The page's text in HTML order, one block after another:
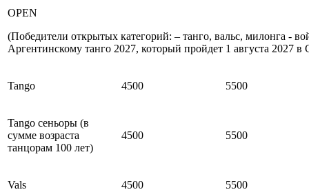
OPEN
(Победители открытых категорий: – танго, вальс, милонга -
Аргентинскому танго 2027, который пройдет 1 августа 2027 в
Tango 4500 5500
Tango сеньоры (в
сумме возраста
танцорам 100 лет)
4500 5500
Vals 4500 5500